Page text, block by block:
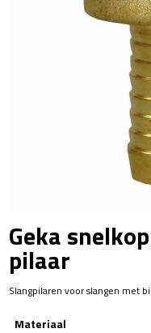
Geka
pilaar
Slangpilaren voor slangen met
Materiaal